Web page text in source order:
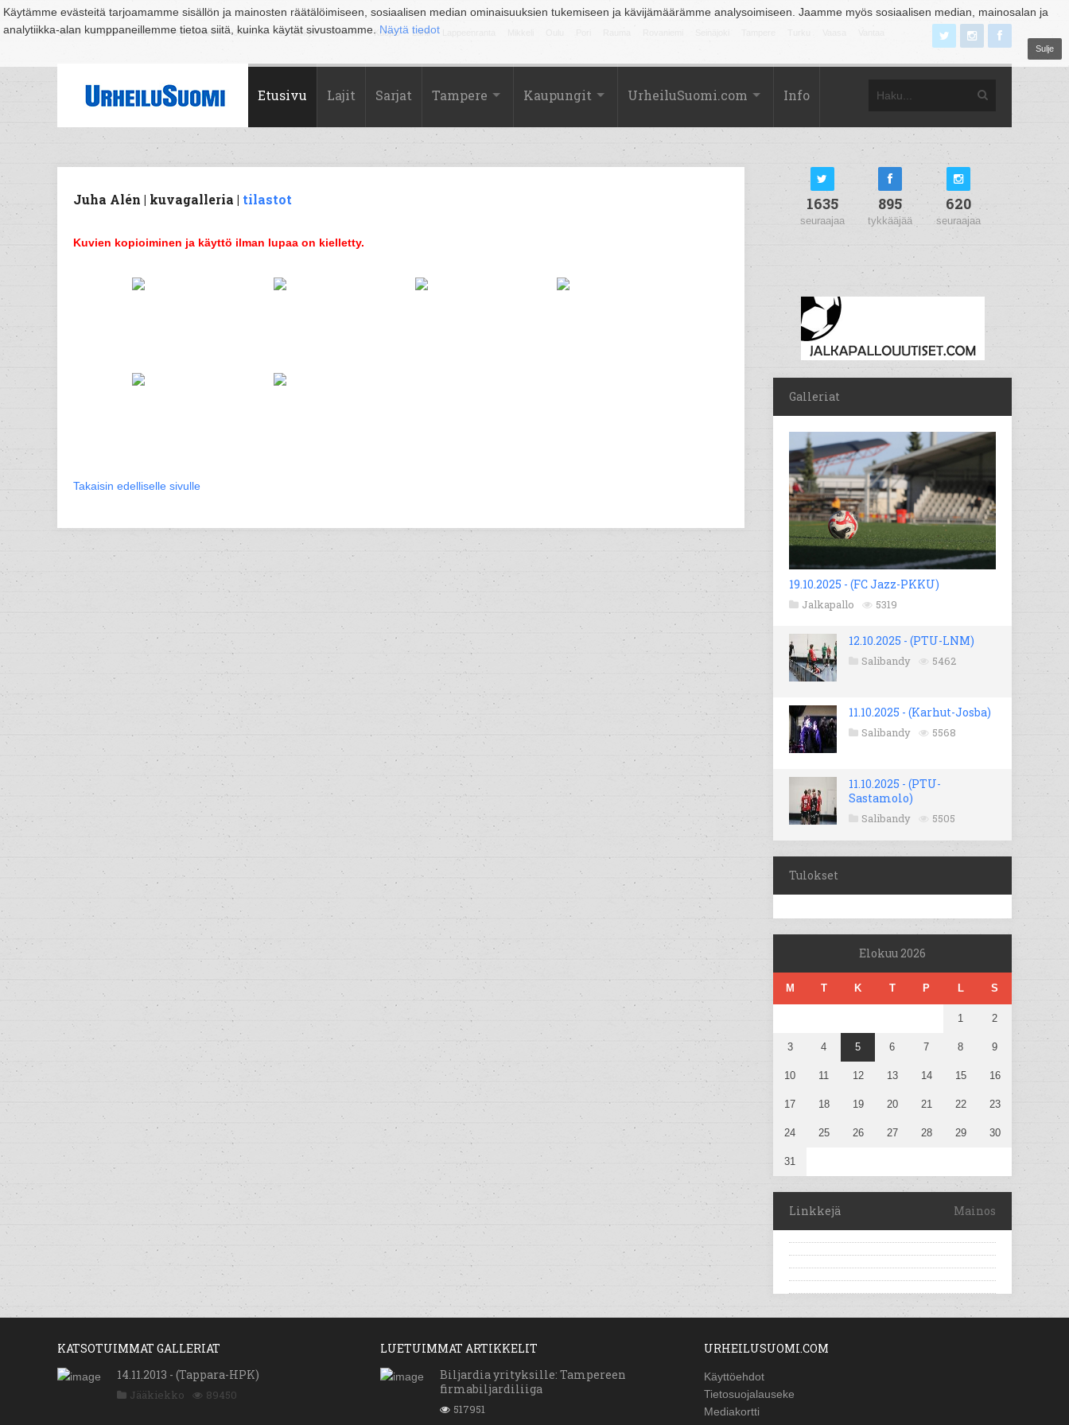
Käytämme evästeitä tarjoamamme sisällön ja mainosten räätälöimiseen, sosiaalisen median ominaisuuksien tukemiseen ja kävijämäärämme analysoimiseen. Jaamme myös sosiaalisen median, mainosalan ja
analytiikka-alan kumppaneillemme tietoa siitä, kuinka käytät sivustoamme. Näytä tiedot
Sulje
Suomi Espoo Helsinki Hämeenlinna Joensuu Jyväskylä Kouvola Kuopio Lahti
Etusivu Lajit Sarjat Tampere Kaupungit UrheiluSuomi.com Info
Juha Alén | kuvagalleria | tilastot
Kuvien kopioiminen ja käyttö ilman lupaa on kielletty.
Takaisin edelliselle sivulle
1635
seuraajaa
895
tykkääjää
620
seuraajaa
Galleriat
19.10.2025 - (FC Jazz-PKKU)
Jalkapallo 5319
12.10.2025 - (PTU-LNM)
Salibandy 5462
11.10.2025 - (Karhut-Josba)
Salibandy 5568
11.10.2025 - (PTU-
Sastamolo)
Salibandy 5505
Tulokset
Elokuu 2026
M T K T P L S
1 2
3 4 5 6 7 8 9
10 11 12 13 14 15 16
17 18 19 20 21 22 23
24 25 26 27 28 29 30
31
Linkkejä Mainos
KATSOTUIMMAT GALLERIAT
14.11.2013 - (Tappara-HPK)
Jääkiekko 89450
LUETUIMMAT ARTIKKELIT
Biljardia yrityksille: Tampereen
firmabiljardiliiga
517951
URHEILUSUOMI.COM
Käyttöehdot
Tietosuojalauseke
Mediakortti